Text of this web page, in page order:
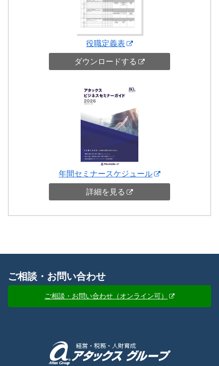
役職定義表
ダウンロードする
年間セミナースケジュール
詳細を見る
ご相談・お問い合わせ
ご相談・お問い合わせ（オンライン可）